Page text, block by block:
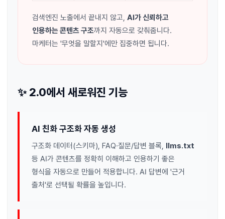
검색엔진 노출에서 끝내지 않고, AI가 신뢰하고
인용하는 콘텐츠 구조까지 자동으로 갖춰줍니다.
마케터는 '무엇을 말할지'에만 집중하면 됩니다.
✨ 2.0에서 새로워진 기능
AI 친화 구조화 자동 생성
구조화 데이터(스키마), FAQ·질문/답변 블록, llms.txt
등 AI가 콘텐츠를 정확히 이해하고 인용하기 좋은
형식을 자동으로 만들어 적용합니다. AI 답변에 '근거
출처'로 선택될 확률을 높입니다.